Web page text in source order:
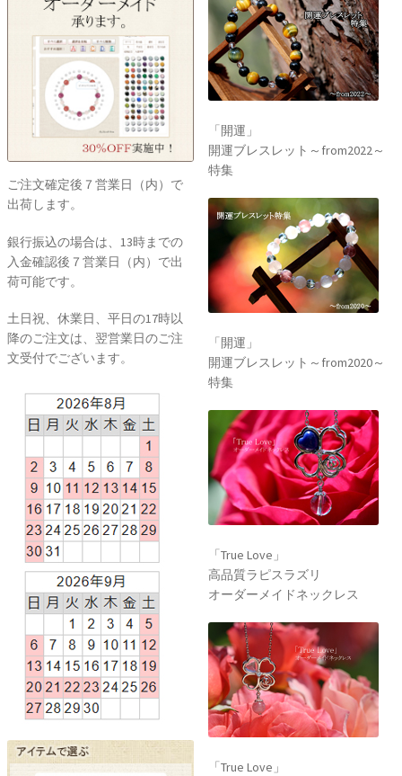
ご注文確定後７営業日（内）で
出荷します。
銀行振込の場合は、13時までの
入金確認後７営業日（内）で出
荷可能です。
土日祝、休業日、平日の17時以
降のご注文は、翌営業日のご注
文受付でございます。
「開運」
開運ブレスレット～from2022～
特集
「開運」
開運ブレスレット～from2020～
特集
「True Love」
高品質ラピスラズリ
オーダーメイドネックレス
「True Love」